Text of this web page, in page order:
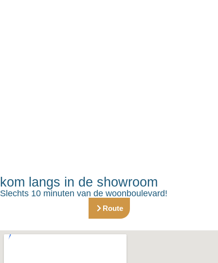
kom langs in de showroom
Slechts 10 minuten van de woonboulevard!
Route